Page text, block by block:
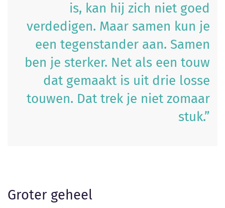
is, kan hij zich niet goed
verdedigen. Maar samen kun je
een tegenstander aan. Samen
ben je sterker. Net als een touw
dat gemaakt is uit drie losse
touwen. Dat trek je niet zomaar
stuk.”
Groter geheel